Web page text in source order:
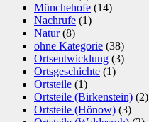
Münchehofe (14)
Nachrufe (1)
Natur(8)
ohne Kategorie (38)
Ortsentwicklung (3)
Ortsgeschichte (1)
Ortsteile (1)
Ortsteile (Birkenstein) (2)
Ortsteile (Hönow) (3)